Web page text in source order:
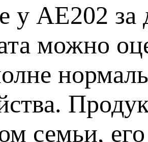
у AE202 за
можно
семьи,